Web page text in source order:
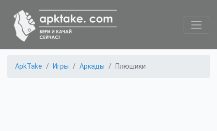
ApkTake Игры Аркады Плюшики